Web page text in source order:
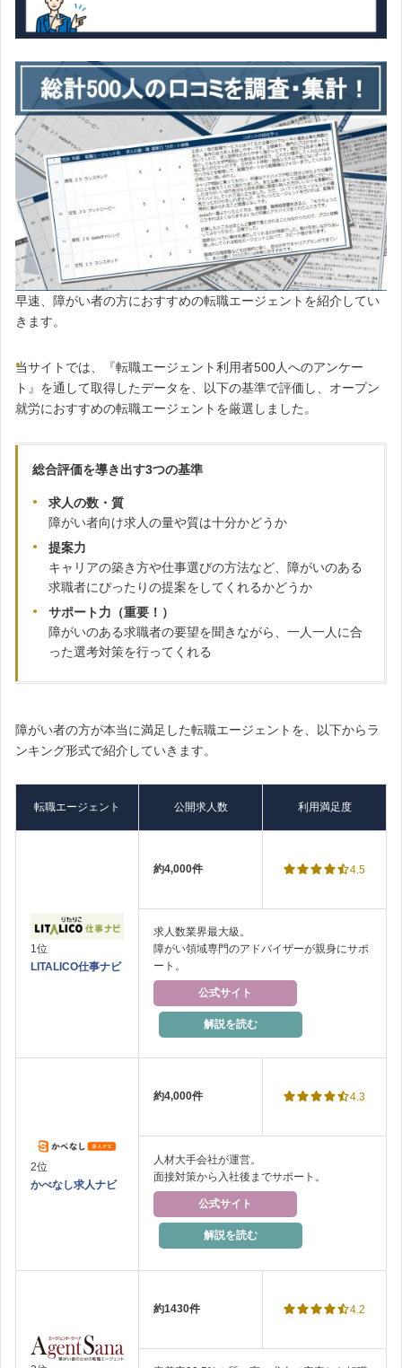
早速、障がい者の方におすすめの転職エージェントを紹介してい
きます。
当サイトでは、『転職エージェント利用者500人へのアンケー
ト』を通して取得したデータを、以下の基準で評価し、オープン
就労におすすめの転職エージェントを厳選しました。
総合評価を導き出す3つの基準
求人の数・質
障がい者向け求人の量や質は十分かどうか
提案力
キャリアの築き方や仕事選びの方法など、障がいのある
求職者にぴったりの提案をしてくれるかどうか
サポート力（重要！）
障がいのある求職者の要望を聞きながら、一人一人に合
った選考対策を行ってくれる
障がい者の方が本当に満足した転職エージェントを、以下からラ
ンキング形式で紹介していきます。
転職エージェント 公開求人数 利用満足度
1位
LITALICO仕事ナビ
約4,000件 4.5
求人数業界最大級。
障がい領域専門のアドバイザーが親身にサポ
ート。
公式サイト
解説を読む
2位
かべなし求人ナビ
約4,000件 4.3
人材大手会社が運営。
面接対策から入社後までサポート。
公式サイト
解説を読む
約1430件 4.2